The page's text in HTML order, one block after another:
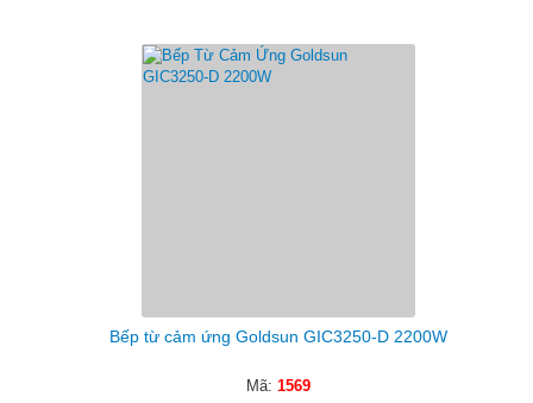
Bếp từ cảm ứng Goldsun GIC3250-D 2200W
Mã: 1569